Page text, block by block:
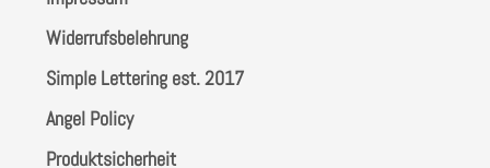
Widerrufsbelehrung
Simple Lettering est. 2017
Angel Policy
Produktsicherheit